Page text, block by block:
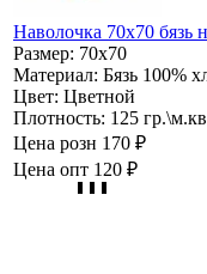
Наволочка 70х70 бязь
Размер: 70х70
Материал: Бязь 100%
Цвет: Цветной
Плотность: 125
Цена розн 170 ₽
Цена опт 120 ₽